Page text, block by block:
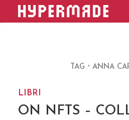
HYPERMADE
TAG ANNA
LIBRI
ON NFTS –